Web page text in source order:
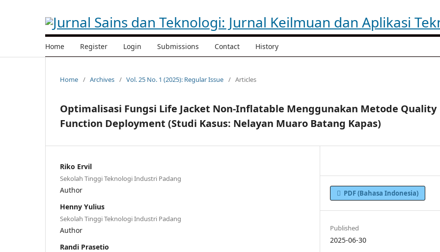
Home Register Login Submissions Contact History
Home / Archives / Vol. 25 No. 1 (2025): Regular Issue / Articles
Optimalisasi Fungsi Life Jacket Non-Inflatable Menggunakan Metode Quality
Function Deployment (Studi Kasus: Nelayan Muaro Batang Kapas)
Riko Ervil
Sekolah Tinggi Teknologi Industri Padang
Author
Henny Yulius
Sekolah Tinggi Teknologi Industri Padang
Author
Randi Prasetio
PDF (Bahasa Indonesia)
Published
2025-06-30